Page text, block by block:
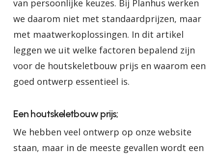
van persoonlijke keuzes. Bij Planhus werken
we daarom niet met standaardprijzen, maar
met maatwerkoplossingen. In dit artikel
leggen we uit welke factoren bepalend zijn
voor de houtskeletbouw prijs en waarom een
goed ontwerp essentieel is.
Een houtskeletbouw prijs;
We hebben veel ontwerp op onze website
staan, maar in de meeste gevallen wordt een